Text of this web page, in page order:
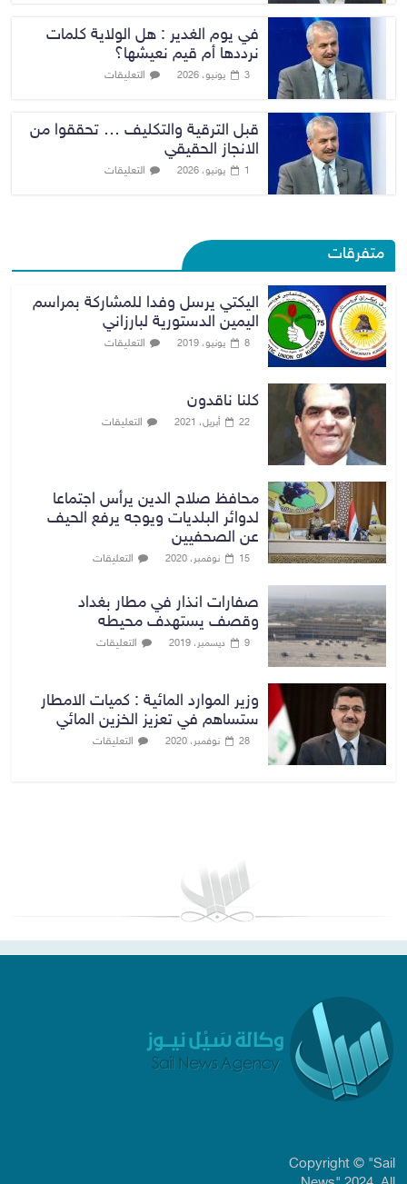
في يوم الغدير : هل الولاية كلمات
نرددها أم قيم نعيشها؟
3 يونيو، 2026 التعليقات
قبل الترقية والتكليف … تحققوا من
الانجاز الحقيقي
1 يونيو، 2026 التعليقات
متفرقات
اليكتي يرسل وفدا للمشاركة بمراسم
اليمين الدستورية لبارزاني
8 يونيو، 2019 التعليقات
كلنا ناقدون
22 أبريل، 2021 التعليقات
محافظ صلاح الدين يرأس اجتماعا
لدوائر البلديات ويوجه يرفع الحيف
عن الصحفيين
15 نوفمبر، 2020 التعليقات
صفارات انذار في مطار بغداد
وقصف يستهدف محيطه
9 ديسمبر، 2019 التعليقات
وزير الموارد المائية : كميات الامطار
ستساهم في تعزيز الخزين المائي
28 نوفمبر، 2020 التعليقات
Copyright © "Sail